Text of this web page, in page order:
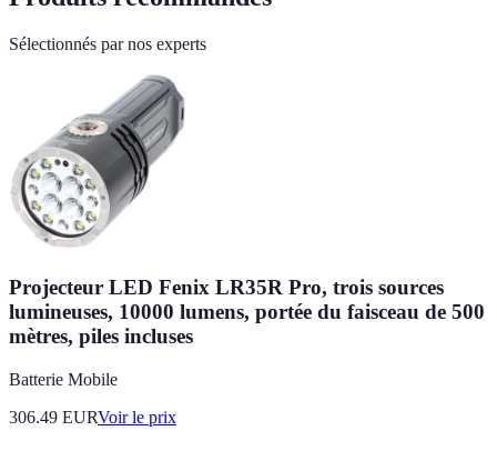
Sélectionnés par nos experts
Projecteur LED Fenix LR35R Pro, trois sources
lumineuses, 10000 lumens, portée du faisceau de 500
mètres, piles incluses
Batterie Mobile
306.49 EURVoir le prix